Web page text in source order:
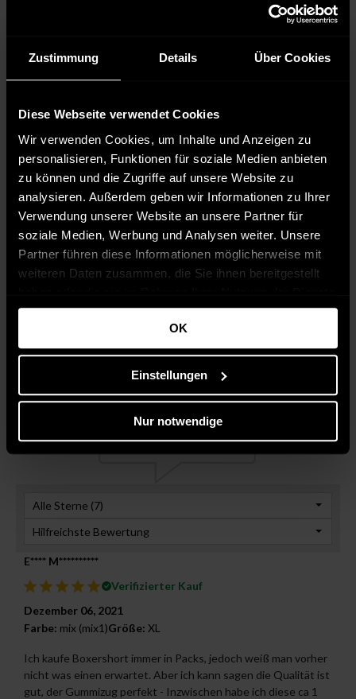
Zustimmung Details Über Cookies
Diese Webseite verwendet Cookies
Wir verwenden Cookies, um Inhalte und Anzeigen zu
personalisieren, Funktionen für soziale Medien anbieten
zu können und die Zugriffe auf unsere Website zu
analysieren. Außerdem geben wir Informationen zu Ihrer
Verwendung unserer Website an unsere Partner für
soziale Medien, Werbung und Analysen weiter. Unsere
Partner führen diese Informationen möglicherweise mit
weiteren Daten zusammen, die Sie ihnen bereitgestellt
gesammelt haben.
OK
Einstellungen
Nur notwendige
Sternebewertung
4,9
Alle Sterne (7)
Hilfreichste Bewertung
E**** M**********
Verifizierter Kauf
Dezember 06, 2021
Farbe: mix (mix1)Größe:XL
Ich kaufe Boxershort immer in Packs, jedoch weiß man vorher
nicht was einen erwartet. Aber ich kann sagen die Qualität ist
gut, der Gummizug perfekt - Inzwischen habe ich diese ca 1